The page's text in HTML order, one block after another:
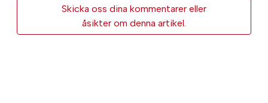
Skicka oss dina kommentarer eller
åsikter om denna artikel.